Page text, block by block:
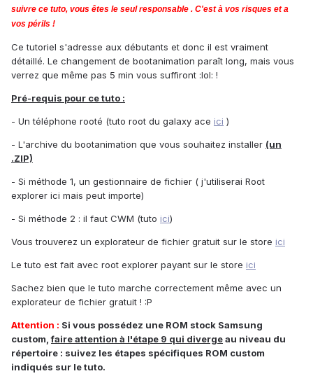
suivre ce tuto, vous êtes le seul responsable . C'est à vos risques et a
vos périls !
Ce tutoriel s'adresse aux débutants et donc il est vraiment
détaillé. Le changement de bootanimation paraît long, mais vous
verrez que même pas 5 min vous suffiront :lol: !
Pré-requis pour ce tuto :
- Un téléphone rooté (tuto root du galaxy ace ici )
- L'archive du bootanimation que vous souhaitez installer (un
.ZIP)
- Si méthode 1, un gestionnaire de fichier ( j'utiliserai Root
explorer ici mais peut importe)
- Si méthode 2 : il faut CWM (tuto ici)
Vous trouverez un explorateur de fichier gratuit sur le store ici
Le tuto est fait avec root explorer payant sur le store ici
Sachez bien que le tuto marche correctement même avec un
explorateur de fichier gratuit ! :P
Attention : Si vous possédez une ROM stock Samsung
custom,faire attention à l'étape 9 qui divergeau niveau du
répertoire : suivez les étapes spécifiques ROM custom
indiqués sur le tuto.